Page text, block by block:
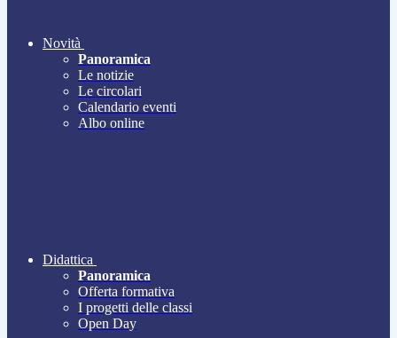
Novità
Panoramica
Le notizie
Le circolari
Calendario eventi
Albo online
Didattica
Panoramica
Offerta formativa
I progetti delle classi
Open Day